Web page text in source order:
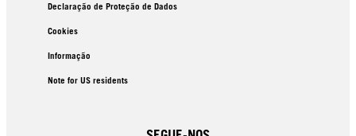
Declaração de Proteção de Dados
Cookies
Informação
Note for US residents